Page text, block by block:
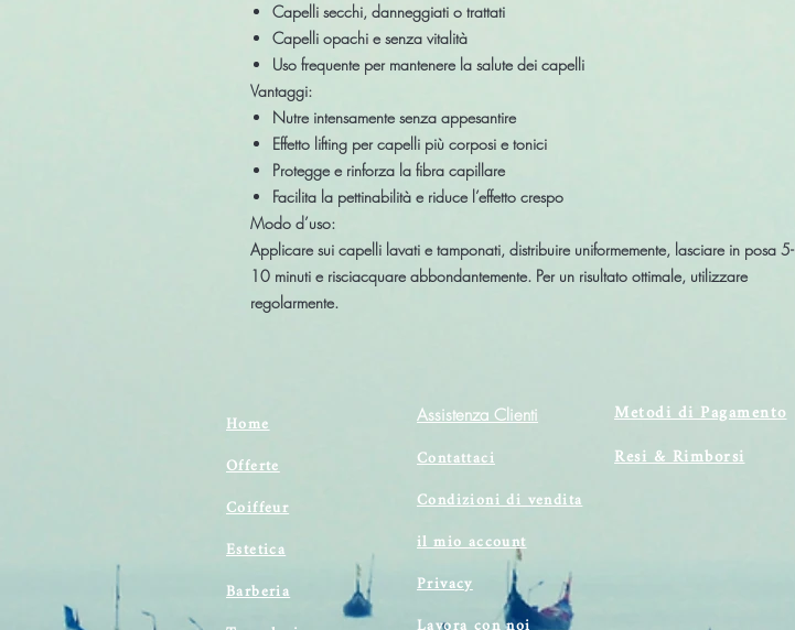
Capelli secchi, danneggiati o trattati
Capelli opachi e senza vitalità
Uso frequente per mantenere la salute dei capelli
Vantaggi:
Nutre intensamente senza appesantire
Effetto lifting per capelli più corposi e tonici
Protegge e rinforza la fibra capillare
Facilita la pettinabilità e riduce l’effetto crespo
Modo d’uso:
Applicare sui capelli lavati e tamponati, distribuire uniformemente, lasciare in posa 5-
10 minuti e risciacquare abbondantemente. Per un risultato ottimale, utilizzare
regolarmente.
Home
Offerte
Coiffeur
Estetica
Barberia
Assistenza Clienti
Contattaci
Condizioni di vendita
il mio account
Privacy
Metodi di Pagamento
Resi & Rimborsi